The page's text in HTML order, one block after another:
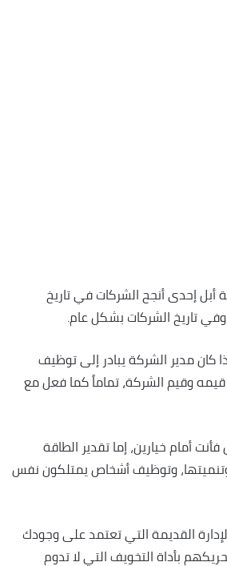
أبل إحدى أنجح الشركات في تاريخ
وفي تاريخ الشركات بشكل عام.
كان مدير الشركة يبادر إلى توظيف
وقيم الشركة، تماماً كما فعل مع
أمام خيارين، إما تقدير الطاقة
وتنميتها، وتوظيف أشخاص يمتلكون نفس
القديمة التي تعتمد على وجودك
بأداة التخويف التي لا تدوم